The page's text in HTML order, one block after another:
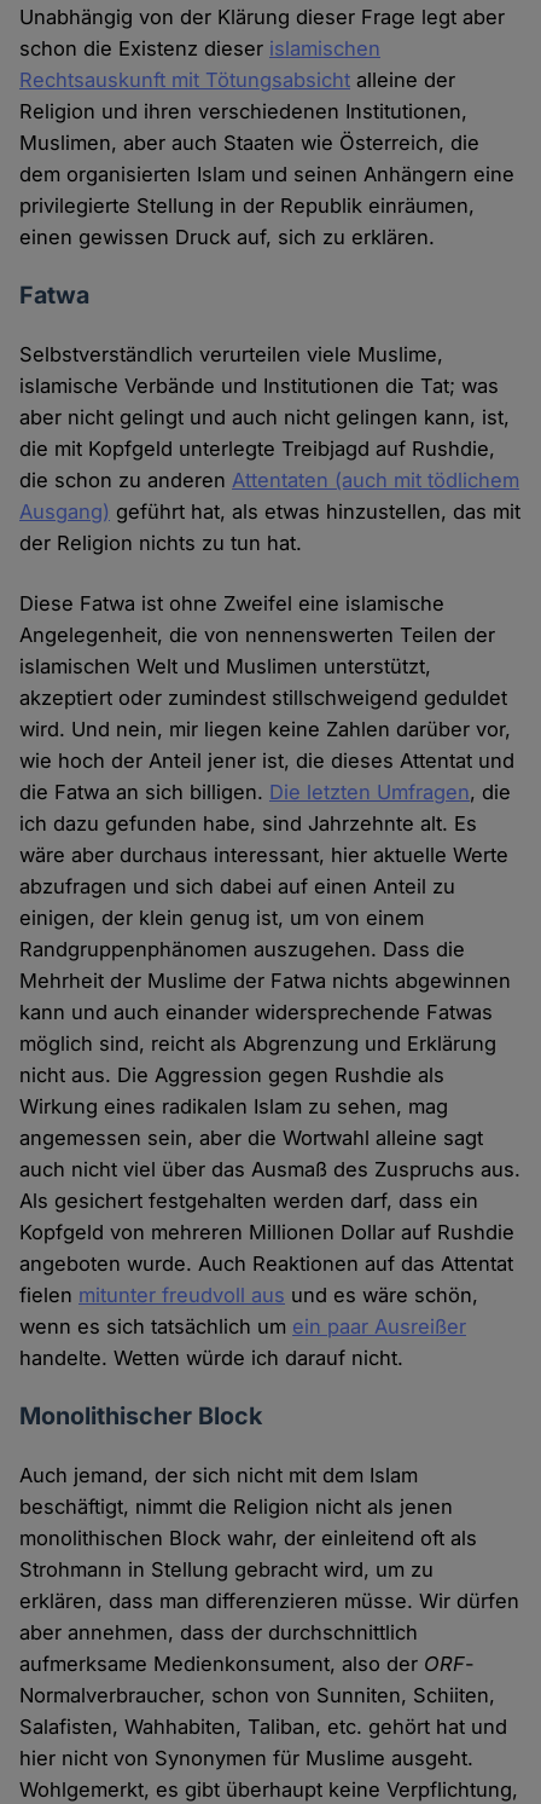
Unabhängig von der Klärung dieser Frage legt aber
schon die Existenz dieser islamischen
Rechtsauskunft mit Tötungsabsicht alleine der
Religion und ihren verschiedenen Institutionen,
Muslimen, aber auch Staaten wie Österreich, die
dem organisierten Islam und seinen Anhängern eine
privilegierte Stellung in der Republik einräumen,
einen gewissen Druck auf, sich zu erklären.
Fatwa
Selbstverständlich verurteilen viele Muslime,
islamische Verbände und Institutionen die Tat; was
aber nicht gelingt und auch nicht gelingen kann, ist,
die mit Kopfgeld unterlegte Treibjagd auf Rushdie,
die schon zu anderenAttentaten (auch mit tödlichem
Ausgang) geführt hat, als etwas hinzustellen, das mit
der Religion nichts zu tun hat.
Diese Fatwa ist ohne Zweifel eine islamische
Angelegenheit, die von nennenswerten Teilen der
islamischen Welt und Muslimen unterstützt,
akzeptiert oder zumindest stillschweigend geduldet
wird. Und nein, mir liegen keine Zahlen darüber vor,
wie hoch der Anteil jener ist, die dieses Attentat und
die Fatwa an sich billigen. Die letzten Umfragen, die
ich dazu gefunden habe, sind Jahrzehnte alt. Es
wäre aber durchaus interessant, hier aktuelle Werte
abzufragen und sich dabei auf einen Anteil zu
einigen, der klein genug ist, um von einem
Randgruppenphänomen auszugehen. Dass die
Mehrheit der Muslime der Fatwa nichts abgewinnen
kann und auch einander widersprechende Fatwas
möglich sind, reicht als Abgrenzung und Erklärung
nicht aus. Die Aggression gegen Rushdie als
Wirkung eines radikalen Islam zu sehen, mag
angemessen sein, aber die Wortwahl alleine sagt
auch nicht viel über das Ausmaß des Zuspruchs aus.
Als gesichert festgehalten werden darf, dass ein
Kopfgeld von mehreren Millionen Dollar auf Rushdie
angeboten wurde. Auch Reaktionen auf das Attentat
fielen mitunter freudvoll aus und es wäre schön,
wenn es sich tatsächlich um ein paar Ausreißer
handelte. Wetten würde ich darauf nicht.
Monolithischer Block
Auch jemand, der sich nicht mit dem Islam
beschäftigt, nimmt die Religion nicht als jenen
monolithischen Block wahr, der einleitend oft als
Strohmann in Stellung gebracht wird, um zu
erklären, dass man differenzieren müsse. Wir dürfen
aber annehmen, dass der durchschnittlich
aufmerksame Medienkonsument, also der ORF-
Normalverbraucher, schon von Sunniten, Schiiten,
Salafisten, Wahhabiten, Taliban, etc. gehört hat und
hier nicht von Synonymen für Muslime ausgeht.
Wohlgemerkt, es gibt überhaupt keine Verpflichtung,